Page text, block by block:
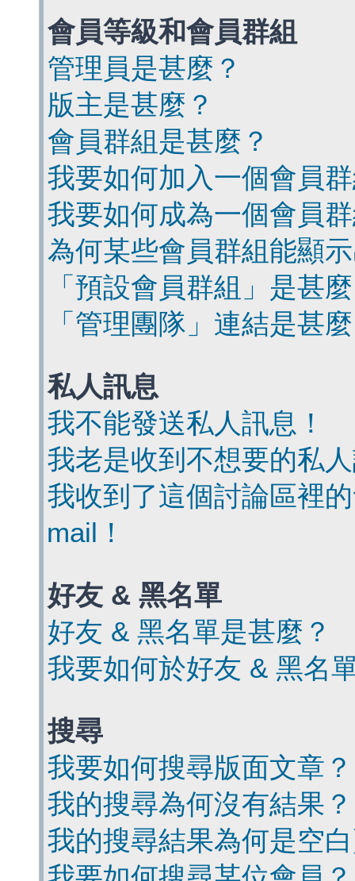
會員等級和會員群組
管理員是甚麼？
版主是甚麼？
會員群組是甚麼？
我要如何加入一個會員
我要如何成為一個會員
為何某些會員群組能顯
「預設會員群組」是甚
「管理團隊」連結是甚
私人訊息
我不能發送私人訊息！
我老是收到不想要的私
我收到了這個討論區裡
mail！
好友 & 黑名單
好友 & 黑名單是甚麼？
我要如何於好友 & 黑名
搜尋
我要如何搜尋版面文章？
我的搜尋為何沒有結果？
我的搜尋結果為何是空